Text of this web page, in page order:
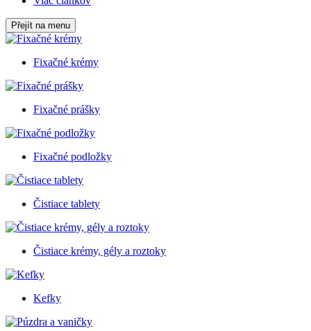
Přejít na menu
Fixačné krémy
Fixačné prášky
Fixačné podložky
Čistiace tablety
Čistiace krémy, gély a roztoky
Kefky